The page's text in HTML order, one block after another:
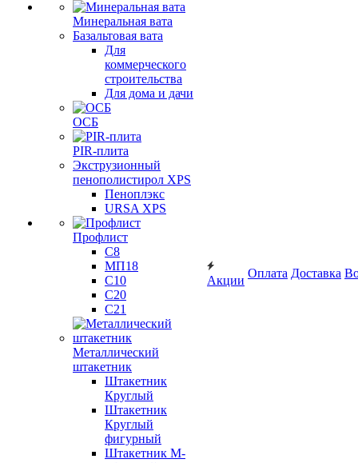
Минеральная вата
Базальтовая вата
Для
коммерческого
строительства
Для дома и дачи
ОСБ
PIR-плита
Экструзионный
пенополистирол XPS
Пеноплэкс
URSA XPS
Профлист
С8
МП18
С10
С20
С21
Металлический
штакетник
Штакетник
Круглый
Штакетник
Круглый
фигурный
Штакетник М-
Акции
Оплата Доставка